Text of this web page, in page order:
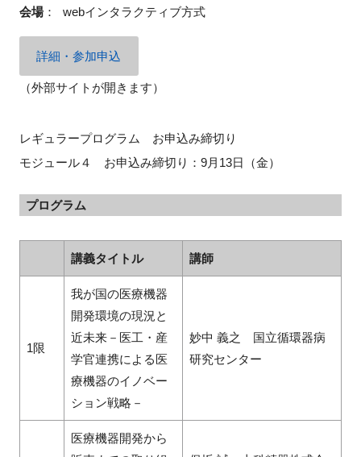
会場： webインタラクティブ方式
詳細・参加申込
（外部サイトが開きます）
レギュラープログラム お申込み締切り
モジュール４ お申込み締切り：9月13日（金）
プログラム
講義タイトル 講師
1限
我が国の医療機器
開発環境の現況と
近未来－医工・産
学官連携による医
療機器のイノベー
ション戦略－
妙中 義之 国立循環器病
研究センター
医療機器開発から